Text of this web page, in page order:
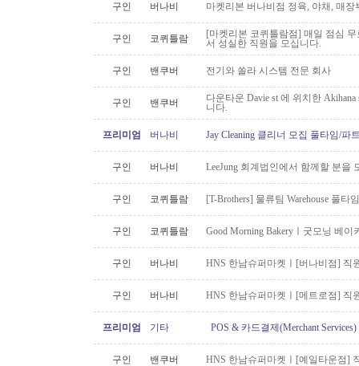
구인 버나비 마켓리본 버나비점 정육, 야채, 매
구인 코퀴틀람
[마켓리본 코퀴틀람점] 매일 점심
서 성실한 직원을 모십니다.
구인 밴쿠버 전기와 쏠라 시스템 전문 회사
구인 밴쿠버
다운타운 Davie st 에 위치한
니다.
프리미엄 버나비 Jay Cleaning 클리너 모집 풀타임/파
구인 버나비 LeeJung 회계법인에서 함께할 분을
구인 코퀴틀람 [T-Brothers] 물류팀 Warehouse 풀타
구인 코퀴틀람 Good Morning Bakeryㅣ굿모닝 베
구인 버나비 HNS 한남슈퍼마켓ㅣ[버나비점] 직
구인 버나비 HNS 한남슈퍼마켓ㅣ[메트로점] 직
프리미엄 기타 POS & 카드결제(Merchant
구인 밴쿠버 HNS 한남슈퍼마켓ㅣ[예일타운점]